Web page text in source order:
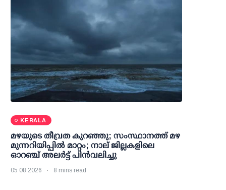
KERALA
മഴയുടെ തീവ്രത കുറഞ്ഞു; സംസ്ഥാനത്ത് മഴ
മുന്നറിയിപ്പിൽ മാറ്റം; നാല് ജില്ലകളിലെ
ഓറഞ്ച് അലർട്ട് പിൻവലിച്ചു
05 08 2026 8 mins read